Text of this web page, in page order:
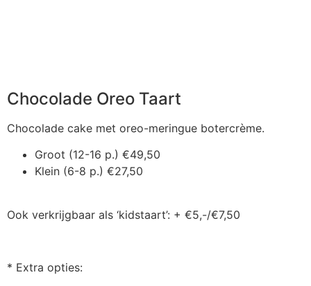
Chocolade Oreo Taart
Chocolade cake met oreo-meringue botercrème.
Groot (12-16 p.) €49,50
Klein (6-8 p.) €27,50
Ook verkrijgbaar als ‘kidstaart’: + €5,-/€7,50
* Extra opties: